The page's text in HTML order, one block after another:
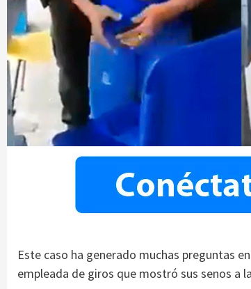
Este caso ha generado muchas preguntas
empleada de giros que mostró sus senos a